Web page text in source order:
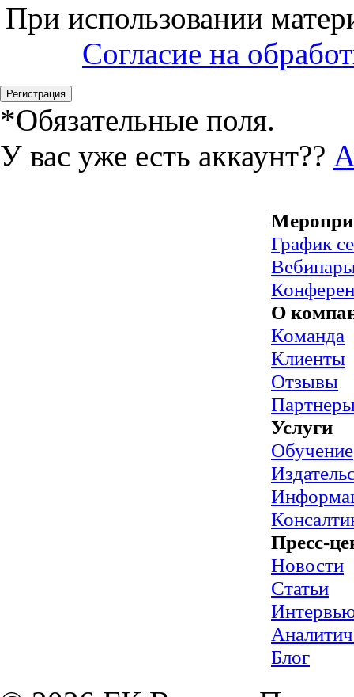
При использовании
Согласие на
*Обязательные поля.
У вас уже есть аккаунт??
График
О
Команда
Клиенты
Отзывы
Услуги
Обучение
Пресс-
Новости
Статьи
Блог